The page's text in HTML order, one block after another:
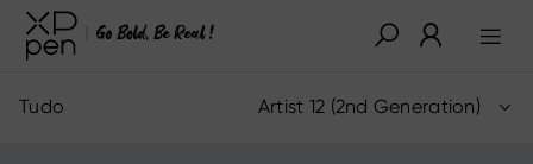
Tudo Artist 12 (2nd Generation)